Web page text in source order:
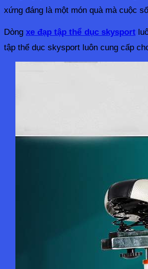
xứng đáng là một món quà mà cuộc
Dòng xe đạp tập thể dục skysport
tập thể dục skysport luôn cung cấp